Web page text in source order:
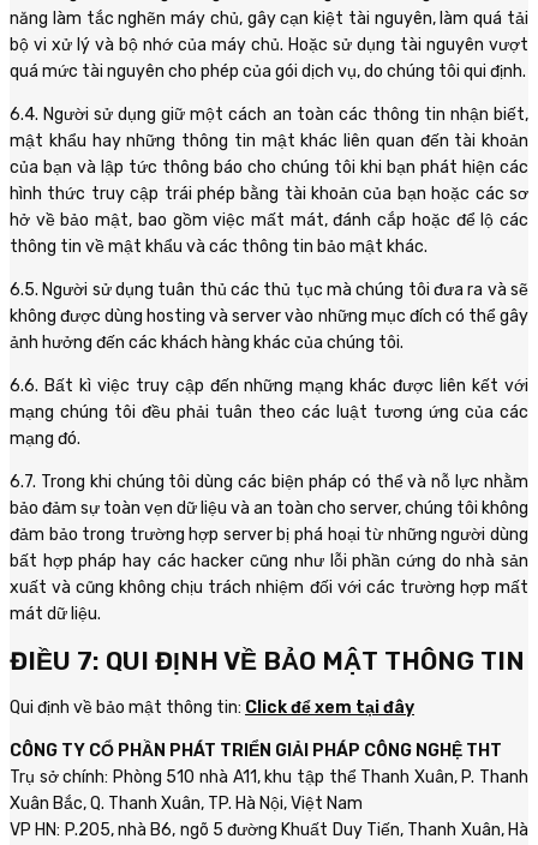
năng làm tắc nghẽn máy chủ, gây cạn kiệt tài nguyên, làm quá tải
bộ vi xử lý và bộ nhớ của máy chủ. Hoặc sử dụng tài nguyên vượt
quá mức tài nguyên cho phép của gói dịch vụ, do chúng tôi qui định.
6.4. Người sử dụng giữ một cách an toàn các thông tin nhận biết,
mật khẩu hay những thông tin mật khác liên quan đến tài khoản
của bạn và lập tức thông báo cho chúng tôi khi bạn phát hiện các
hình thức truy cập trái phép bằng tài khoản của bạn hoặc các sơ
hở về bảo mật, bao gồm việc mất mát, đánh cắp hoặc để lộ các
thông tin về mật khẩu và các thông tin bảo mật khác.
6.5. Người sử dụng tuân thủ các thủ tục mà chúng tôi đưa ra và sẽ
không được dùng hosting và server vào những mục đích có thể gây
ảnh hưởng đến các khách hàng khác của chúng tôi.
6.6. Bất kì việc truy cập đến những mạng khác được liên kết với
mạng chúng tôi đều phải tuân theo các luật tương ứng của các
mạng đó.
6.7. Trong khi chúng tôi dùng các biện pháp có thể và nỗ lực nhằm
bảo đảm sự toàn vẹn dữ liệu và an toàn cho server, chúng tôi không
đảm bảo trong trường hợp server bị phá hoại từ những người dùng
bất hợp pháp hay các hacker cũng như lỗi phần cứng do nhà sản
xuất và cũng không chịu trách nhiệm đối với các trường hợp mất
mát dữ liệu.
ĐIỀU 7: QUI ĐỊNH VỀ BẢO MẬT THÔNG TIN
Qui định về bảo mật thông tin: Click để xem tại đây
CÔNG TY CỔ PHẦN PHÁT TRIỂN GIẢI PHÁP CÔNG NGHỆ THT
Trụ sở chính: Phòng 510 nhà A11, khu tập thể Thanh Xuân, P. Thanh
Xuân Bắc, Q. Thanh Xuân, TP. Hà Nội, Việt Nam
VP HN: P.205, nhà B6, ngõ 5 đường Khuất Duy Tiến, Thanh Xuân, Hà